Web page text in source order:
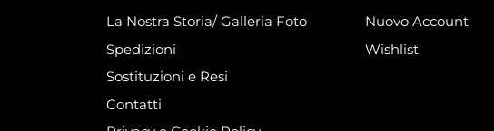
La Nostra Storia/ Galleria Foto
Spedizioni
Sostituzioni e Resi
Contatti
Nuovo Account
Wishlist